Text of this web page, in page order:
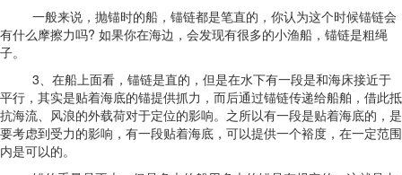
一般来说，抛锚时的船，锚链都是笔直的，你认为这个时候锚链会
有什么摩擦力吗? 如果你在海边，会发现有很多的小渔船，锚链是粗绳
子。
3、在船上面看，锚链是直的，但是在水下有一段是和海床接近于
平行，其实是贴着海底的锚提供抓力，而后通过锚链传递给船舶，借此抵
抗海流、风浪的外载荷对于定位的影响。之所以有一段是贴着海底的，是
要考虑到受力的影响，有一段贴着海底，可以提供一个裕度，在一定范围
内是可以的。